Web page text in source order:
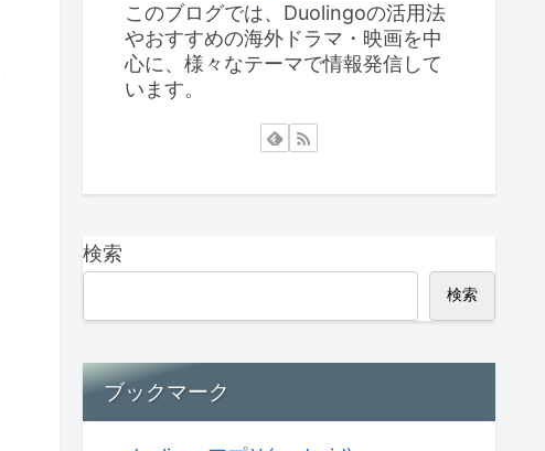
このブログでは、Duolingoの活用法
やおすすめの海外ドラマ・映画を中
心に、様々なテーマで情報発信して
います。
検索
検索
ブックマーク